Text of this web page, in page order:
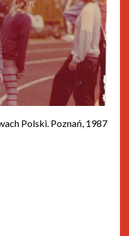
Polski. Poznań, 1987